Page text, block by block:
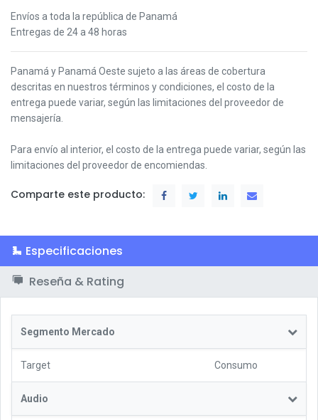
Envíos a toda la república de Panamá
Entregas de 24 a 48 horas
Panamá y Panamá Oeste sujeto a las áreas de cobertura
descritas en nuestros términos y condiciones, el costo de la
entrega puede variar, según las limitaciones del proveedor de
mensajería.
Para envío al interior, el costo de la entrega puede variar, según las
limitaciones del proveedor de encomiendas.
Comparte este producto:
Especificaciones
Reseña & Rating
Segmento Mercado
Target Consumo
Audio